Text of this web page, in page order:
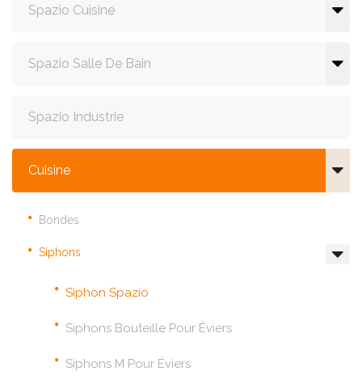
Spazio Cuisine
Spazio Salle De Bain
Spazio Industrie
Cuisine
Bondes
Siphons
Siphon Spazio
Siphons Bouteille Pour Éviers
Siphons M Pour Éviers